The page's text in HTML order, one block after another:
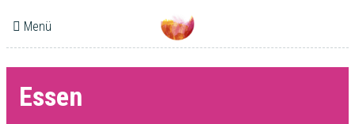
Menü
Essen